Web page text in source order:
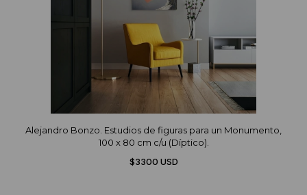
Alejandro Bonzo. Estudios de figuras para un Monumento,
100 x 80 cm c/u (Díptico).
$3300 USD